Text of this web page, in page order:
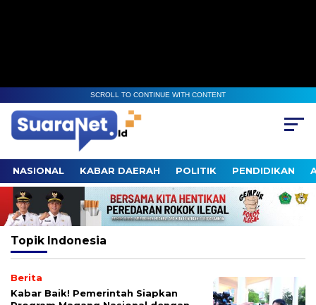
SCROLL TO CONTINUE WITH CONTENT
NASIONAL KABAR DAERAH POLITIK PENDIDIKAN
Topik Indonesia
Berita
Kabar Baik! Pemerintah Siapkan